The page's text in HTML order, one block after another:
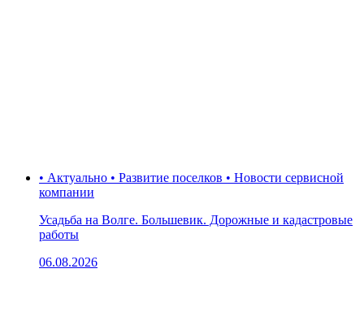
• Актуально • Развитие поселков • Новости сервисной
компании
Усадьба на Волге. Большевик. Дорожные и кадастровые
работы
06.08.2026